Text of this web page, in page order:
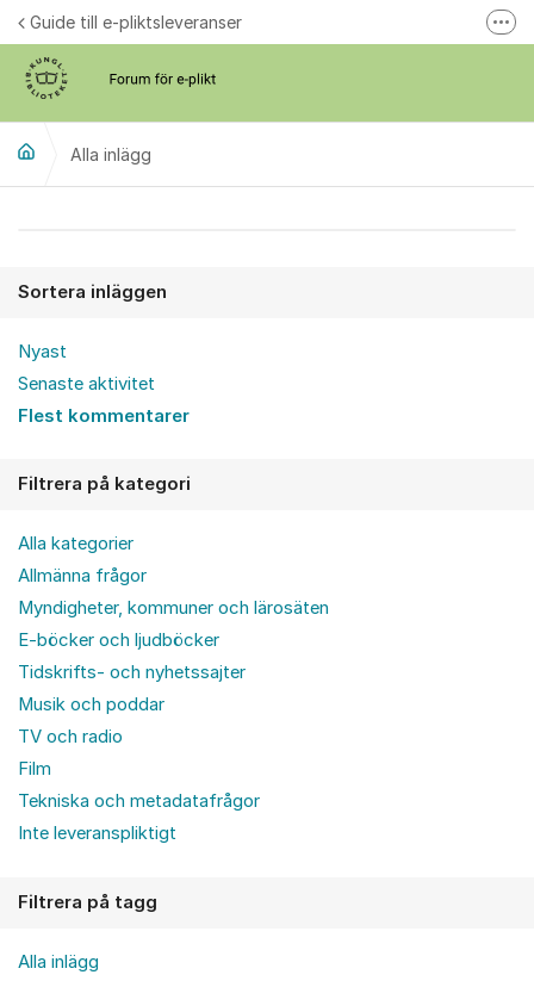
Hoppa till innehåll
Guide till e-pliktsleveranser
Alla inlägg
Sortera inläggen
Nyast
Senaste aktivitet
Flest kommentarer
Filtrera på kategori
Alla kategorier
Allmänna frågor
Myndigheter, kommuner och lärosäten
E-böcker och ljudböcker
Tidskrifts- och nyhetssajter
Musik och poddar
TV och radio
Film
Tekniska och metadatafrågor
Inte leveranspliktigt
Filtrera på tagg
Alla inlägg